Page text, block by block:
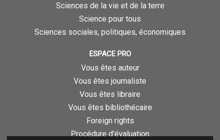
Sciences de la vie et de la terre
Science pour tous
Sciences sociales, politiques, économiques
ESPACE PRO
Vous êtes auteur
Vous êtes journaliste
Vous êtes libraire
Vous êtes bibliothécaire
Foreign rights
Procédure d'évaluation